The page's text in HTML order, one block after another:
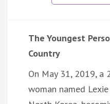
The Youngest
Country
On May 31, 2019, a
woman named